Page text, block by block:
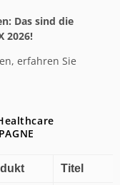
Das sind die
2026!
erfahren Sie
Titel